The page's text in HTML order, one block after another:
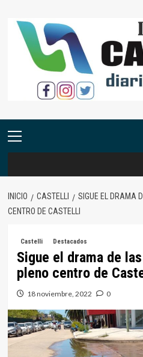
contenido
Menú
INICIO CASTELLI
SIGUE EL DRAMA
CENTRO DE CASTELLI
Castelli Destacados
Sigue el drama de
pleno centro de
18 noviembre, 2022 0